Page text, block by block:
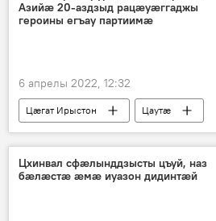
Азийӕ 20-аздзыд рацӕуӕггаджы
героины егъау партиимӕ
6 апрелы 2022, 12:32
Цӕгат Ирыстон
Цаутӕ
Ног хабӕрттӕ
Цхинвал сфӕлынддзысты цъуй, наз
бӕлӕстӕ ӕмӕ иуазон дидинтӕй